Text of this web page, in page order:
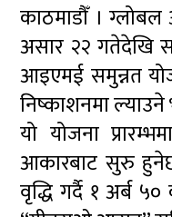
काठमाडौँ ।
असार २२ गतेदेखि
आइएमई समुन्नत
निष्काशनमा
यो योजना
आकारबाट सुरु
वृद्धि गर्दै १ अर्ब